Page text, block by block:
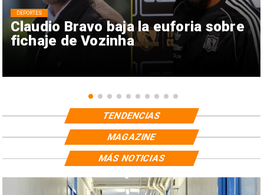
Claudio Bravo baja la euforia sobre
fichaje de Vozinha
DEPORTES
TENDENCIAS
MAGAZINE
MÁS NOTICIAS